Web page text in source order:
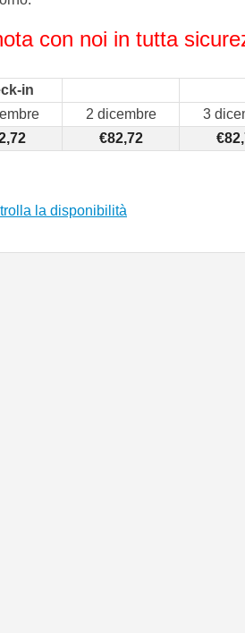
con noi in tutta
in
2 dicembre 3
,72 €82,72 €82
la disponibilità